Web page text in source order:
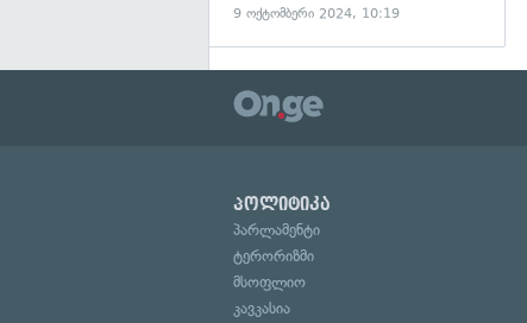
9 ოქტომბერი 2024, 10:19
პოლიტიკა
პარლამენტი
ტერორიზმი
მსოფლიო
კავკასია